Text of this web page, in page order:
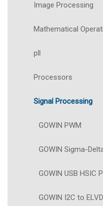
Image Processing
Mathematical
pll
Processors
Signal Processing
GOWIN PWM
GOWIN Sigma-
GOWIN USB HSIC
GOWIN I2C to